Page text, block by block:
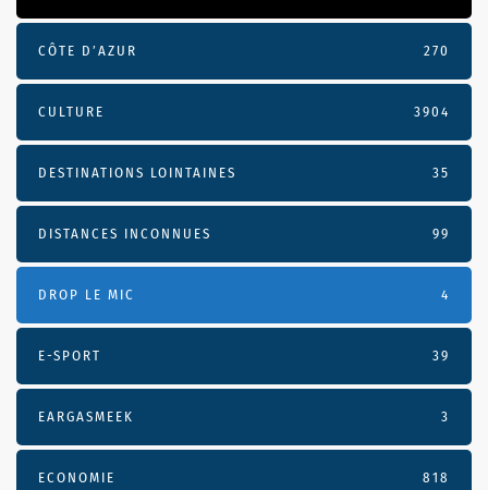
CÔTE D’AZUR 270
CULTURE 3904
DESTINATIONS LOINTAINES 35
DISTANCES INCONNUES 99
DROP LE MIC 4
E-SPORT 39
EARGASMEEK 3
ECONOMIE 818